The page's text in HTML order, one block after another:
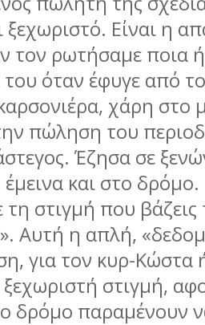
ξεχωριστό. Είναι η
τον ρωτήσαµε ποια
όταν έφυγε από
χάρη στο
πώληση του
Έζησα σε
και στο
τη στιγµή που βάζεις
Αυτή η απλή,
για τον κυρ-Κώστα
στιγµή,
δρόµο παραµένουν